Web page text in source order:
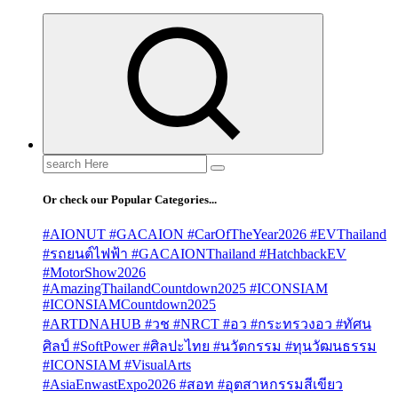
Search
for:
Or check our Popular Categories...
#AIONUT #GACAION #CarOfTheYear2026 #EVThailand
#รถยนต์ไฟฟ้า #GACAIONThailand #HatchbackEV
#MotorShow2026
#AmazingThailandCountdown2025 #ICONSIAM
#ICONSIAMCountdown2025
#ARTDNAHUB #วช #NRCT #อว #กระทรวงอว #ทัศน
ศิลป์ #SoftPower #ศิลปะไทย #นวัตกรรม #ทุนวัฒนธรรม
#ICONSIAM #VisualArts
#AsiaEnwastExpo2026 #สอท #อุตสาหกรรมสีเขียว